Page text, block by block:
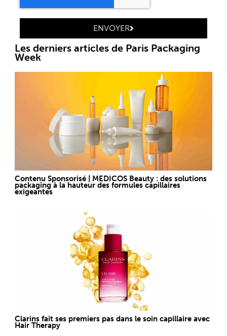
ENVOYER
Les derniers articles de Paris Packaging
Week
Contenu Sponsorisé | MEDICOS Beauty : des solutions
packaging à la hauteur des formules capillaires
exigeantes
Clarins fait ses premiers pas dans le soin capillaire avec
Hair Therapy